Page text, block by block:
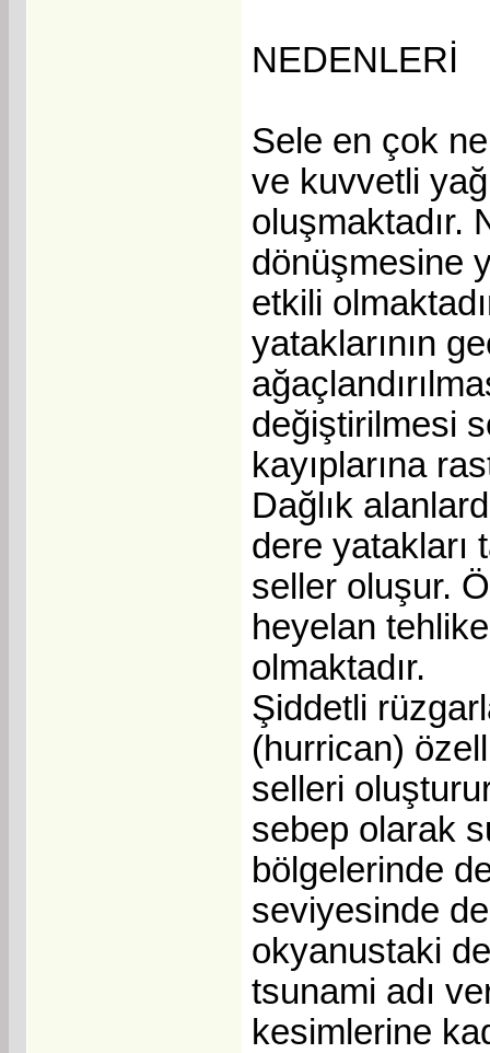
NEDENLERİ
Sele en çok
ve kuvvetli
oluşmaktadır.
dönüşmesine
etkili
yataklarının
değiştirilmesi
kayıplarına
Dağlık
dere yatakları
seller oluşur.
heyelan
olmaktadır.
Şiddetli
(hurrican)
selleri
sebep olarak
bölgelerinde
seviyesinde
okyanustaki
tsunami adı
kesimlerine